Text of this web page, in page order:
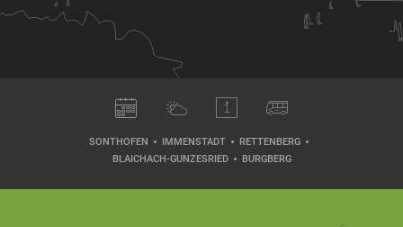
SONTHOFEN IMMENSTADT
RETTENBERG
BLAICHACH-GUNZESRIED
BURGBERG